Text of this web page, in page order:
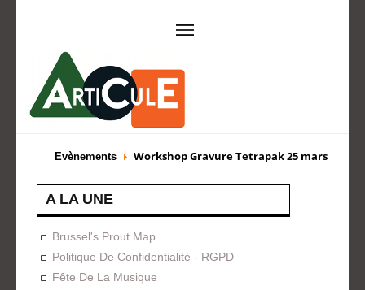
ARTICULE ASBL
Présentation
EVÈNEMENTS
Concerts
Expositions
Design For Everyone
Publications
FORMATION
Programmées
A La Demande
Evènements Workshop Gravure Tetrapak 25 mars
A LA UNE
Brussel's Prout Map
Politique De Confidentialité - RGPD
Fête De La Musique